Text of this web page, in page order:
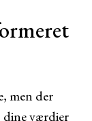
men der
dine værdier